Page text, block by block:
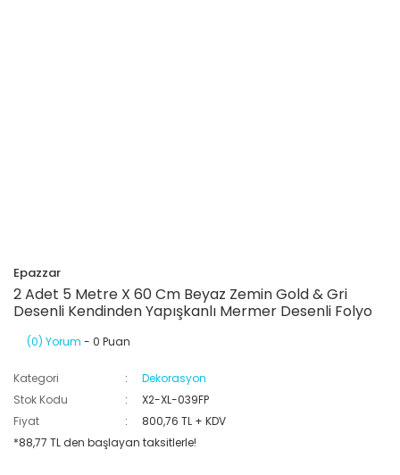
Epazzar
2 Adet 5 Metre X 60 Cm Beyaz Zemin Gold & Gri
Desenli Kendinden Yapışkanlı Mermer Desenli Folyo
(0) Yorum - 0 Puan
Kategori
Dekorasyon
Stok Kodu
X2-XL-039FP
Fiyat
800,76 TL + KDV
*88,77 TL den başlayan taksitlerle!